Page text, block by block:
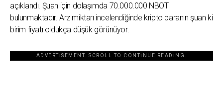
açıklandı. Şuan için dolaşımda 70.000.000 NBOT
bulunmaktadır. Arz miktarı incelendiğinde kripto paranın şuan ki
birim fiyatı oldukça düşük görünüyor.
ADVERTISEMENT. SCROLL TO CONTINUE READING.